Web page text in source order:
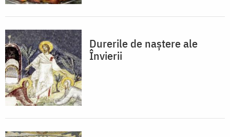
Durerile de naștere ale
Învierii